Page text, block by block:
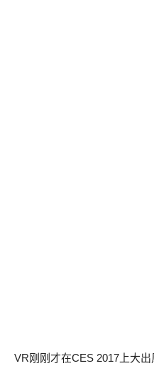
VR刚刚才在CES 2017上大